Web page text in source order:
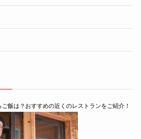
飯は？おすすめの近くのレストランをご紹介！